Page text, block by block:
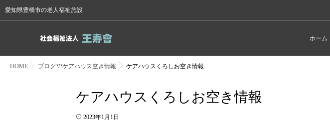
愛知県豊橋市の老人福祉施設
ホーム
HOME ブログ?/?ケアハウス空き情報 ケアハウスくろしお空き情報
ケアハウスくろしお空き情報
2023年1月1日